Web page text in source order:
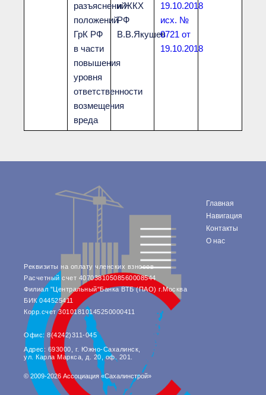
разъяснений
положений
ГрК РФ
в части
повышения
уровня
ответственности
возмещения
вреда
и ЖКХ
РФ
В.В.Якушев
19.10.2018
исх. №
0721 от
19.10.2018
Реквизиты на оплату членских взносов
Расчетный счет 40703810508560008544
Филиал "Центральный"Банка ВТБ (ПАО) г.Москва
БИК 044525411
Корр.счет 30101810145250000411
Офис: 8(4242)311-045
Адрес: 693000, г. Южно-Сахалинск,
ул. Карла Маркса, д. 20, оф. 201.
Главная
Навигация
Контакты
О нас
© 2009-2026 Ассоциация «Сахалинстрой»